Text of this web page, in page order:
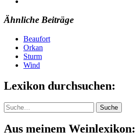
Ähnliche Beiträge
Beaufort
Orkan
Sturm
Wind
Lexikon durchsuchen:
Suche Suche
Aus meinem Weinlexikon: